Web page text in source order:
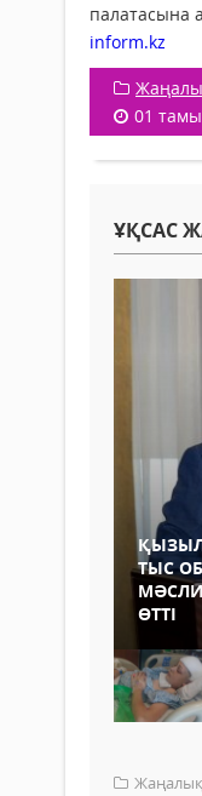
палатасына
inform.kz
01
ҰҚСАС
ТЫС
ӨТТІ